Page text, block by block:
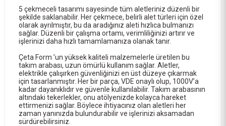
5 çekmeceli tasarımı sayesinde tüm aletleriniz düzenli bir
şekilde saklanabilir. Her çekmece, belirli alet türleri için özel
olarak ayrılmıştır, bu da aradığınız aleti hızlıca bulmanızı
sağlar. Düzenli bir çalışma ortamı, verimliliğinizi artırır ve
işlerinizi daha hızlı tamamlamanıza olanak tanır.
Çeta Form ’un yüksek kaliteli malzemelerle üretilen bu
takım arabası, uzun ömürlü kullanım sağlar. Aletler,
elektrikle çalışırken güvenliğinizi en üst düzeye çıkarmak
için tasarlanmıştır. Her bir parça, VDE onaylı olup, 1000V’a
kadar dayanıklıdır ve güvenle kullanılabilir. Takım arabasının
altındaki tekerlekler, onu atölyenizde kolayca hareket
ettirmenizi sağlar. Böylece ihtiyacınız olan aletleri her
zaman yanınızda bulundurabilir ve işlerinizi aksamadan
sürdürebilirsiniz.